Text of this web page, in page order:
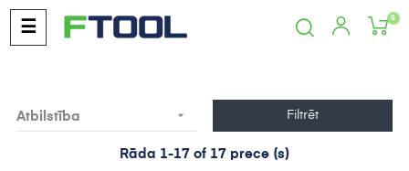
Toggle
navigation
☰ 0
Atbilstība  Filtrēt
Rāda 1-17 of 17 prece (s)